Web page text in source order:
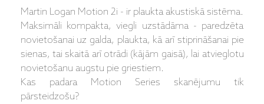
Martin Logan Motion 2i - ir plaukta akustiskā sistēma.
Maksimāli kompakta, viegli uzstādāma - paredzēta
novietošanai uz galda, plaukta, kā arī stiprināšanai pie
sienas, tai skaitā arī otrādi (kājām gaisā), lai atvieglotu
novietošanu augstu pie griestiem.
Kas padara Motion Series skanējumu tik
pārsteidzošu?